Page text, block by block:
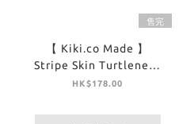
售完
【 Kiki.co Made 】
Stripe Skin Turtleneck
inner-sage green
HK$178.00